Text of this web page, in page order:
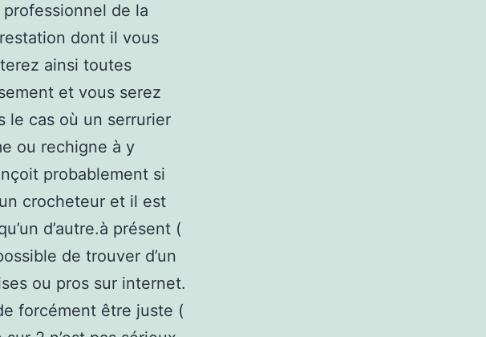
de la
dont il vous
ainsi toutes
et vous serez
le cas où un serrurier
ou rechigne à y
probablement si
crocheteur et il est
d’autre.à présent (
de trouver d’un
ou pros sur internet.
forcément être juste (